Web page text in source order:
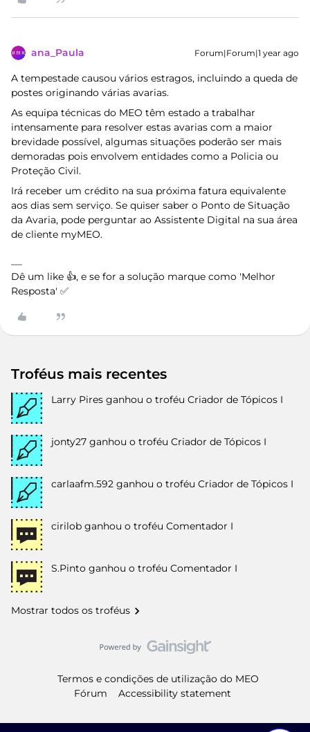
ana_Paula Forum|Forum|1 year ago
A tempestade causou vários estragos, incluindo a queda de
postes originando várias avarias.
As equipa técnicas do MEO têm estado a trabalhar
intensamente para resolver estas avarias com a maior
brevidade possível, algumas situações poderão ser mais
demoradas pois envolvem entidades como a Policia ou
Proteção Civil.
Irá receber um crédito na sua próxima fatura equivalente
aos dias sem serviço. Se quiser saber o Ponto de Situação
da Avaria, pode perguntar ao Assistente Digital na sua área
de cliente myMEO.
Dê um like 👍, e se for a solução marque como 'Melhor
Resposta' ✅
Troféus mais recentes
Larry Pires ganhou o troféu Criador de Tópicos I
jonty27 ganhou o troféu Criador de Tópicos I
carlaafm.592 ganhou o troféu Criador de Tópicos I
cirilob ganhou o troféu Comentador I
S.Pinto ganhou o troféu Comentador I
Mostrar todos os troféus
Termos e condições de utilização do MEO
Fórum
Accessibility statement